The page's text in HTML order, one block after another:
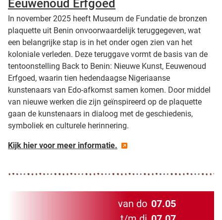
Eeuwenoud Erfgoed
In november 2025 heeft Museum de Fundatie de bronzen
plaquette uit Benin onvoorwaardelijk teruggegeven, wat
een belangrijke stap is in het onder ogen zien van het
koloniale verleden. Deze teruggave vormt de basis van de
tentoonstelling Back to Benin: Nieuwe Kunst, Eeuwenoud
Erfgoed, waarin tien hedendaagse Nigeriaanse
kunstenaars van Edo-afkomst samen komen. Door middel
van nieuwe werken die zijn geïnspireerd op de plaquette
gaan de kunstenaars in dialoog met de geschiedenis,
symboliek en culturele herinnering.
Kijk hier voor meer informatie.
van do 07.05